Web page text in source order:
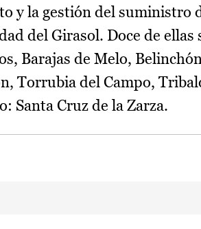
y la gestión del suministro
del Girasol. Doce de
Barajas de Melo,
Torrubia del Campo,
Santa Cruz de la Zarza.